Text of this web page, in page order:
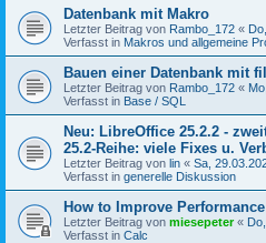
Datenbank mit Makro
Letzter Beitrag von Rambo_172 «
Verfasst in Makros und allgemeine
Bauen einer Datenbank mit
Letzter Beitrag von Rambo_172 «
Verfasst in Base / SQL
Neu: LibreOffice 25.2.2 -
25.2-Reihe: viele Fixes u.
Letzter Beitrag von lin « Sa,
Verfasst in generelle Diskussion
How to Improve
Letzter Beitrag von miesepeter«
Verfasst in Calc